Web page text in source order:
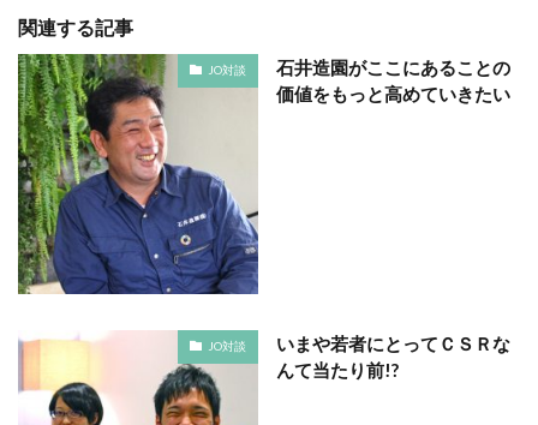
関連する記事
JO対談
石井造園がここにあることの
価値をもっと高めていきたい
JO対談
いまや若者にとってＣＳＲな
んて当たり前!?
フルカラー
プレミアム企業
ペーパーサミットジャパン2026
ベイカー・ミラー・ピンク
ヘルシーな関係
ペルソナ
ぼうさいえほん
ホッキョクグマ
ホテルニューグランド
ポワレ
ポンペイ遺跡
マイクロプラスチック
マリー・アントワネット
マルウェア
ミウラ折り
ミカド
ミカドイエロー ミニマル
みんな電力
メール